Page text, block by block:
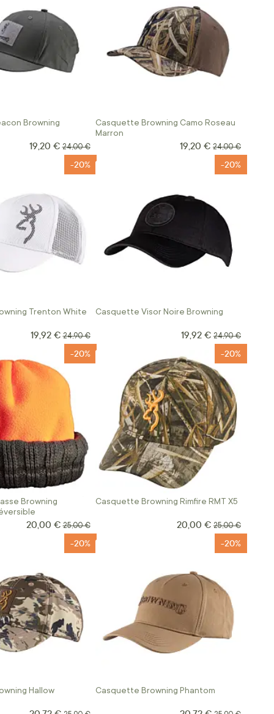
Browning
Prix Spécial
19,20 € Prix normal
24,00 €
Casquette Browning Camo Roseau
Marron
Prix Spécial
19,20 € Prix normal
24,00 €
Trenton White
-20%
Prix Spécial
19,92 € Prix normal
24,90 €
Casquette Visor Noire Browning
-20%
Prix Spécial
19,92 € Prix normal
24,90 €
Browning
-20%
Prix Spécial
20,00 € Prix normal
25,00 €
Casquette Browning Rimfire RMT X5
-20%
Prix Spécial
20,00 € Prix normal
25,00 €
Hallow
-20%
Casquette Browning Phantom
-20%